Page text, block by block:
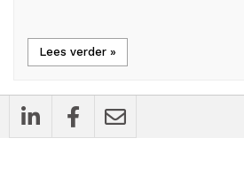
Lees verder »